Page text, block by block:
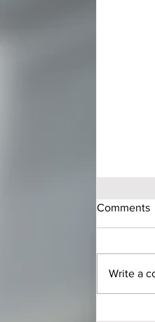
Comments
Write a